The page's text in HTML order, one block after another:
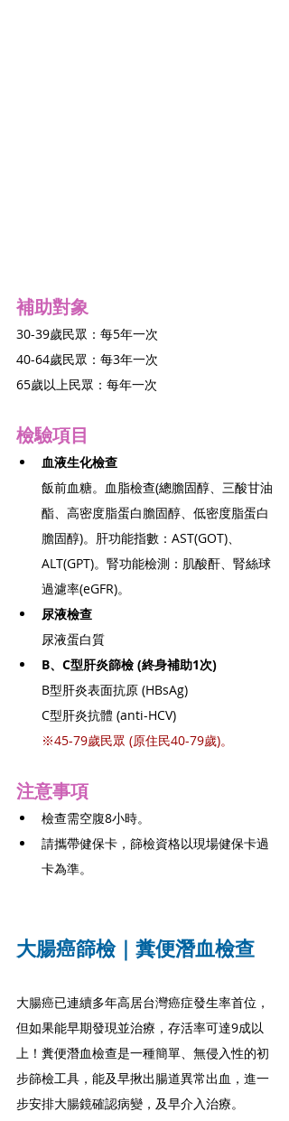
補助對象
30-39歲民眾：每5年一次
40-64歲民眾：每3年一次
65歲以上民眾：每年一次
檢驗項目
血液生化檢查
飯前血糖。血脂檢查(總膽固醇、三酸甘油
酯、高密度脂蛋白膽固醇、低密度脂蛋白
膽固醇)。肝功能指數：AST(GOT)、
ALT(GPT)。腎功能檢測：肌酸酐、腎絲球
過濾率(eGFR)。
尿液檢查
尿液蛋白質
B、C型肝炎篩檢 (終身補助1次)
B型肝炎表面抗原 (HBsAg)
C型肝炎抗體 (anti-HCV)
※45-79歲民眾 (原住民40-79歲)。
注意事項
檢查需空腹8小時。
請攜帶健保卡，篩檢資格以現場健保卡過
卡為準。
大腸癌篩檢｜糞便潛血檢查
大腸癌已連續多年高居台灣癌症發生率首位，
但如果能早期發現並治療，存活率可達9成以
上！糞便潛血檢查是一種簡單、無侵入性的初
步篩檢工具，能及早揪出腸道異常出血，進一
步安排大腸鏡確認病變，及早介入治療。